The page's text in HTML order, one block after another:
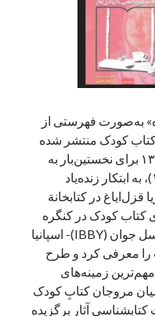
به‌صورت فهرستی از
کتاب کودک منتشر شده
است. طرح خورجین کتاب سال ۱۳۷۳ برای نخستین‌بار به
مناسبت سال جهانی خانواده (۱۹۹۴)، به ابتکار زنده‌یاد
قزل‌ایاغ در کتابخانة‌
کتاب کودک در کنگره
جهانی دفتر بین‌المللی کتاب برای نسل جوان (IBBY)- اسپانیا
کتاب را معرفی کرد و طرح
زمینه‌های
مروجان کتابِ کودک
آثار برگزیده